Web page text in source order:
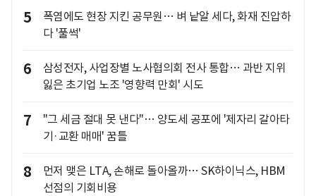
5
폭염에도 현장 지킨 공무원… 벼 낱알 세다, 화재 진압하
다 '풀썩'
6
삼성전자, 사업장별 노사협의회 전사 통합… 과반 지위
잃은 초기업 노조 '영향력 만회' 시도
7
"그 세금 절대 못 낸다"… 양도세 공포에 '제자리 갈아타
기·교환 매매' 꿈틀
8
먼저 맺은 LTA, 손해로 돌아올까… SK하이닉스, HBM
선점의 기회비용